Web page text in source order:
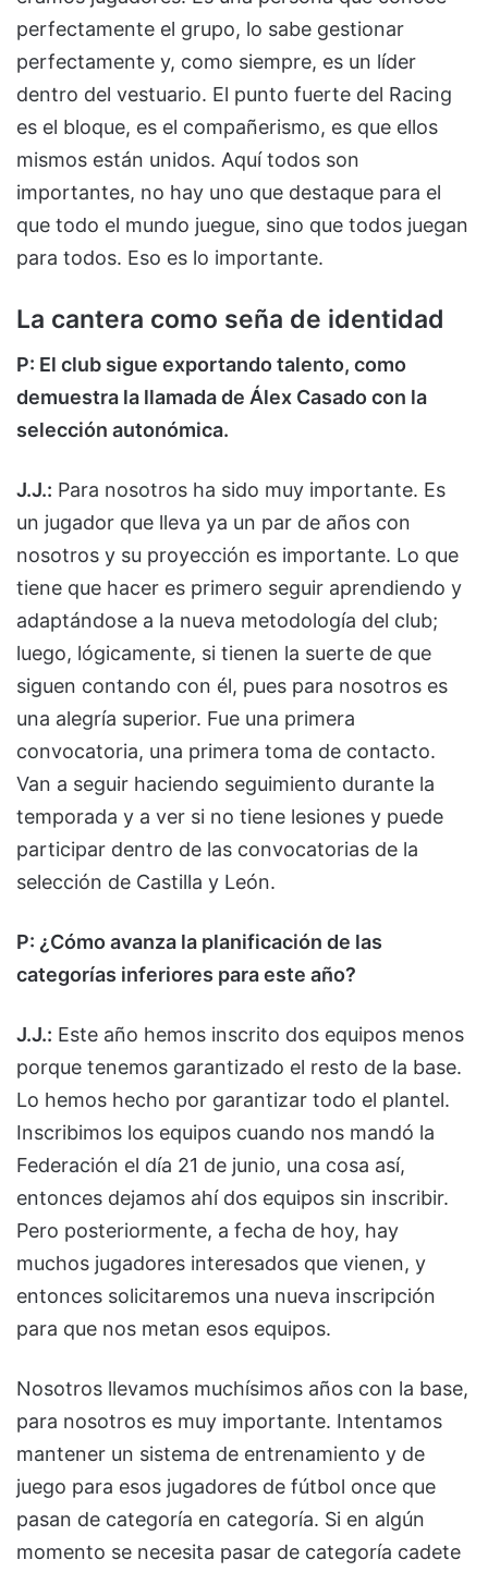
perfectamente el grupo, lo sabe gestionar
perfectamente y, como siempre, es un líder
dentro del vestuario. El punto fuerte del Racing
es el bloque, es el compañerismo, es que ellos
mismos están unidos. Aquí todos son
importantes, no hay uno que destaque para el
que todo el mundo juegue, sino que todos juegan
para todos. Eso es lo importante.
La cantera como seña de identidad
P: El club sigue exportando talento, como
demuestra la llamada de Álex Casado con la
selección autonómica.
J.J.: Para nosotros ha sido muy importante. Es
un jugador que lleva ya un par de años con
nosotros y su proyección es importante. Lo que
tiene que hacer es primero seguir aprendiendo y
adaptándose a la nueva metodología del club;
luego, lógicamente, si tienen la suerte de que
siguen contando con él, pues para nosotros es
una alegría superior. Fue una primera
convocatoria, una primera toma de contacto.
Van a seguir haciendo seguimiento durante la
temporada y a ver si no tiene lesiones y puede
participar dentro de las convocatorias de la
selección de Castilla y León.
P: ¿Cómo avanza la planificación de las
categorías inferiores para este año?
J.J.: Este año hemos inscrito dos equipos menos
porque tenemos garantizado el resto de la base.
Lo hemos hecho por garantizar todo el plantel.
Inscribimos los equipos cuando nos mandó la
Federación el día 21 de junio, una cosa así,
entonces dejamos ahí dos equipos sin inscribir.
Pero posteriormente, a fecha de hoy, hay
muchos jugadores interesados que vienen, y
entonces solicitaremos una nueva inscripción
para que nos metan esos equipos.
Nosotros llevamos muchísimos años con la base,
para nosotros es muy importante. Intentamos
mantener un sistema de entrenamiento y de
juego para esos jugadores de fútbol once que
pasan de categoría en categoría. Si en algún
momento se necesita pasar de categoría cadete